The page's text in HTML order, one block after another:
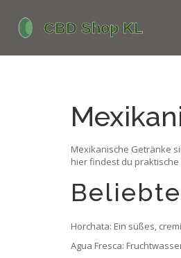
Mexikanische Getränke
hier findest du praktische
Horchata: Ein süßes,
Agua Fresca: